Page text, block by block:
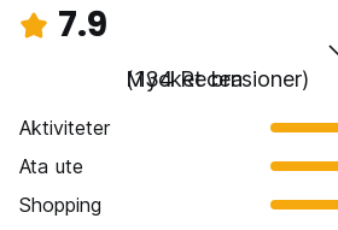
7.9
Mycket bra
(134 Recensioner)
Aktiviteter
Ata ute
Shopping